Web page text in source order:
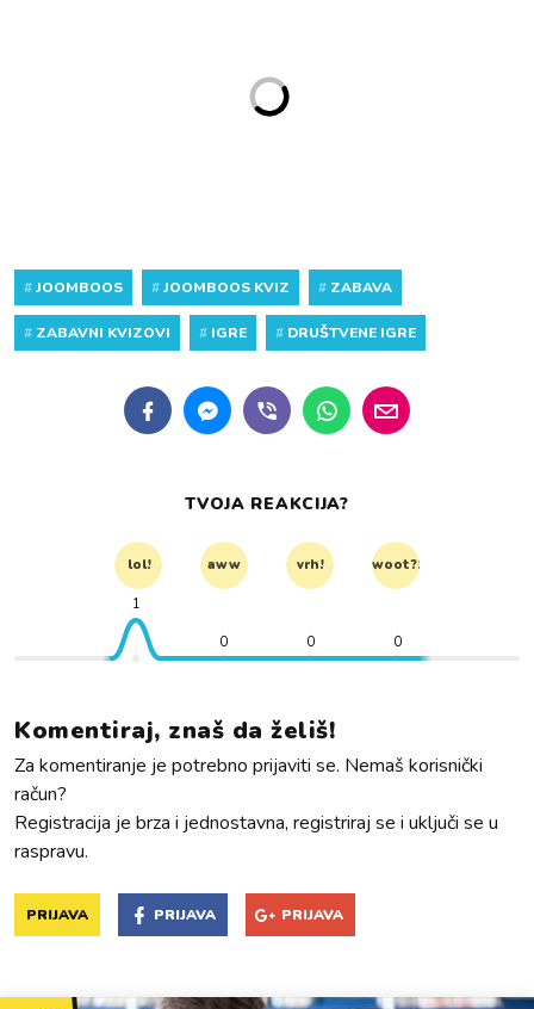
#JOOMBOOS #JOOMBOOS KVIZ # ZABAVA
# ZABAVNI KVIZOVI # IGRE # DRUŠTVENE IGRE
TVOJA REAKCIJA?
lol! aww vrh! woot?!
1
0 0 0
Komentiraj, znaš da želiš!
Za komentiranje je potrebno prijaviti se. Nemaš korisnički
račun?
Registracija je brza i jednostavna, registriraj se i uključi se u
raspravu.
PRIJAVA PRIJAVA PRIJAVA